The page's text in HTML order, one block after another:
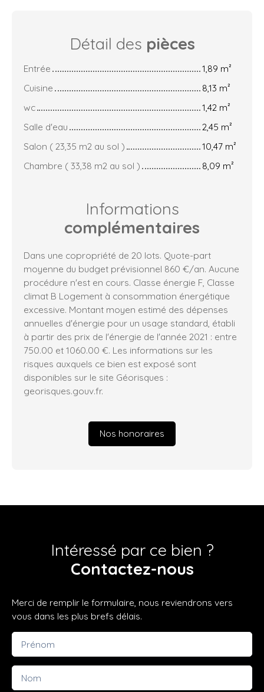
Détail des pièces
Entrée
1,89 m²
Cuisine
8,13 m²
wc
1,42 m²
Salle d'eau
2,45 m²
Salon ( 23,35 m2 au sol )
10,47 m²
Chambre ( 33,38 m2 au sol )
8,09 m²
Informations
complémentaires
Dans une copropriété de 20 lots. Quote-part
moyenne du budget prévisionnel 860 €/an. Aucune
procédure n'est en cours. Classe énergie F, Classe
climat B Logement à consommation énergétique
excessive. Montant moyen estimé des dépenses
annuelles d'énergie pour un usage standard, établi
à partir des prix de l'énergie de l'année 2021 : entre
750.00 et 1060.00 €. Les informations sur les
risques auxquels ce bien est exposé sont
disponibles sur le site Géorisques :
georisques.gouv.fr.
Nos honoraires
Intéressé par ce bien ?
Contactez-nous
Merci de remplir le formulaire, nous reviendrons vers
vous dans les plus brefs délais.
Prénom
Nom